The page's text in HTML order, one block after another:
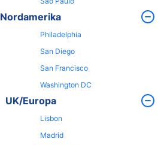
Nordamerika
Philadelphia
San Diego
San Francisco
Washington DC
UK/Europa
Lisbon
Madrid